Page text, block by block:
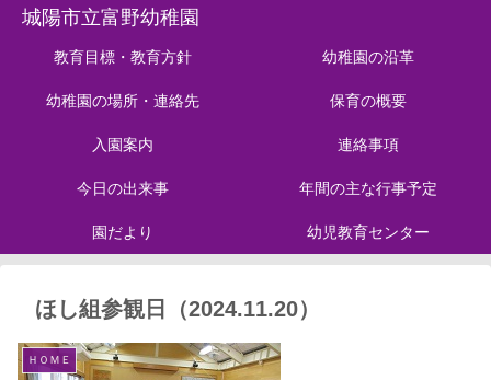
城陽市立富野幼稚園
教育目標・教育方針 幼稚園の沿革
幼稚園の場所・連絡先 保育の概要
入園案内 連絡事項
今日の出来事 年間の主な行事予定
園だより 幼児教育センター
ほし組参観日（2024.11.20）
ＨＯＭＥ